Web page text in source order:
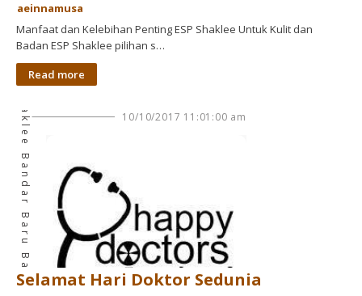
aeinnamusa
Manfaat dan Kelebihan Penting ESP Shaklee Untuk Kulit dan
Badan ESP Shaklee pilihan s…
Read more
10/10/2017 11:01:00 am
Pengedar Shaklee Bandar Baru Bangi
Selamat Hari Doktor Sedunia